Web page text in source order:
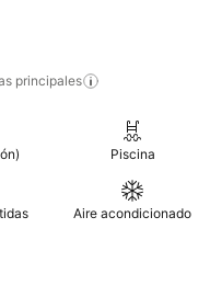
principales
Piscina
Aire acondicionado